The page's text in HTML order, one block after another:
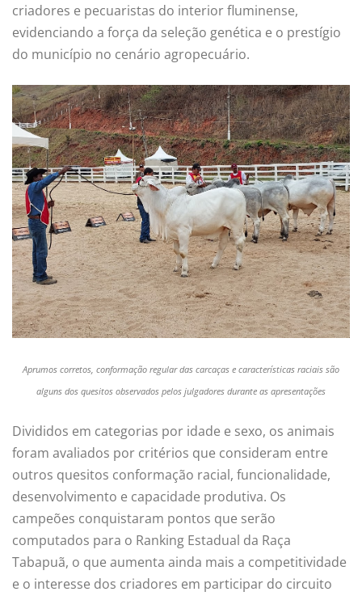
criadores e pecuaristas do interior fluminense,
evidenciando a força da seleção genética e o prestígio
do município no cenário agropecuário.
Aprumos corretos, conformação regular das carcaças e características raciais são
alguns dos quesitos observados pelos julgadores durante as apresentações
Divididos em categorias por idade e sexo, os animais
foram avaliados por critérios que consideram entre
outros quesitos conformação racial, funcionalidade,
desenvolvimento e capacidade produtiva. Os
campeões conquistaram pontos que serão
computados para o Ranking Estadual da Raça
Tabapuã, o que aumenta ainda mais a competitividade
e o interesse dos criadores em participar do circuito